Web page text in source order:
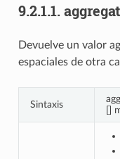
9.2.1.1.
Devuelve un valor
espaciales de otra
Sintaxis
[]